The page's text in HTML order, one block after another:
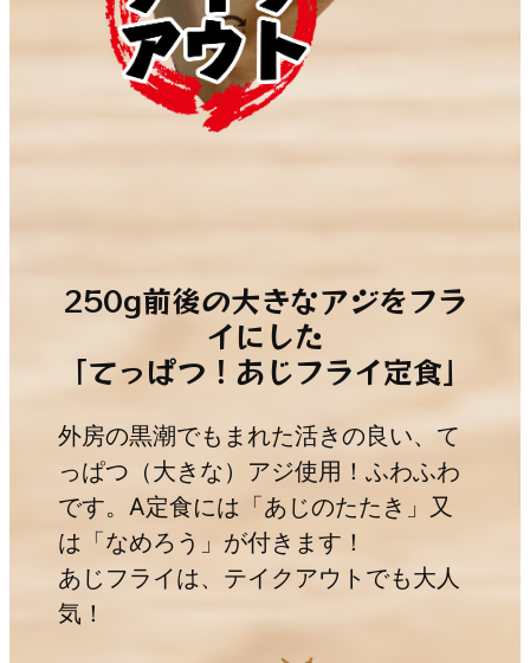
250g前後の大きなアジをフラ
イにした
「てっぱつ！あじフライ定食」
外房の黒潮でもまれた活きの良い、て
っぱつ（大きな）アジ使用！ふわふわ
です。A定食には「あじのたたき」又
は「なめろう」が付きます！
あじフライは、テイクアウトでも大人
気！